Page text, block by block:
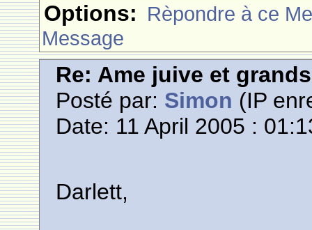
Options: Rèpondre à ce
Message
Re: Ame juive et
Posté par: Simon (IP
Date: 11 April 2005 :
Darlett,